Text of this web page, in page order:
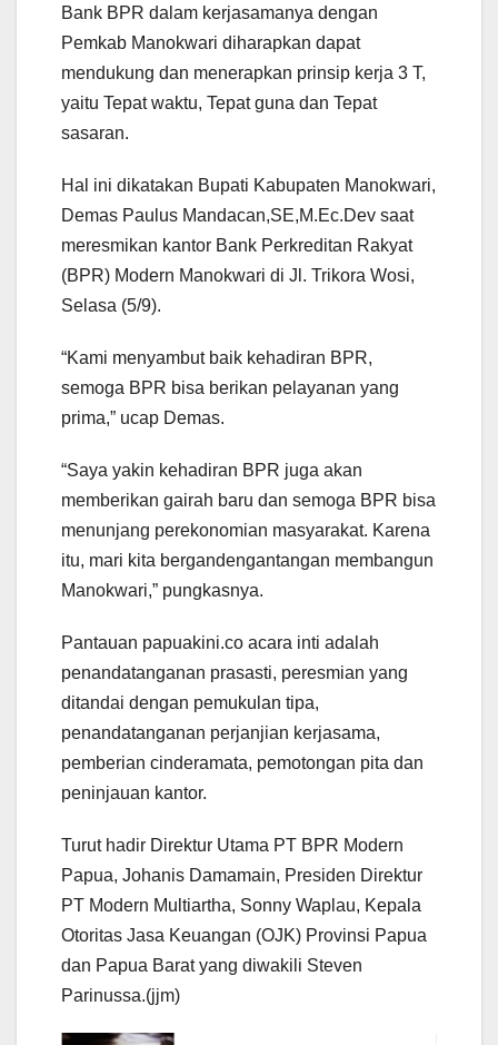
Bank BPR dalam kerjasamanya dengan
Pemkab Manokwari diharapkan dapat
mendukung dan menerapkan prinsip kerja 3 T,
yaitu Tepat waktu, Tepat guna dan Tepat
sasaran.
Hal ini dikatakan Bupati Kabupaten Manokwari,
Demas Paulus Mandacan,SE,M.Ec.Dev saat
meresmikan kantor Bank Perkreditan Rakyat
(BPR) Modern Manokwari di Jl. Trikora Wosi,
Selasa (5/9).
“Kami menyambut baik kehadiran BPR,
semoga BPR bisa berikan pelayanan yang
prima,” ucap Demas.
“Saya yakin kehadiran BPR juga akan
memberikan gairah baru dan semoga BPR bisa
menunjang perekonomian masyarakat. Karena
itu, mari kita bergandengantangan membangun
Manokwari,” pungkasnya.
Pantauan papuakini.co acara inti adalah
penandatanganan prasasti, peresmian yang
ditandai dengan pemukulan tipa,
penandatanganan perjanjian kerjasama,
pemberian cinderamata, pemotongan pita dan
peninjauan kantor.
Turut hadir Direktur Utama PT BPR Modern
Papua, Johanis Damamain, Presiden Direktur
PT Modern Multiartha, Sonny Waplau, Kepala
Otoritas Jasa Keuangan (OJK) Provinsi Papua
dan Papua Barat yang diwakili Steven
Parinussa.(jjm)